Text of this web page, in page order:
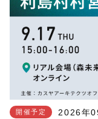
開催予定 2026年